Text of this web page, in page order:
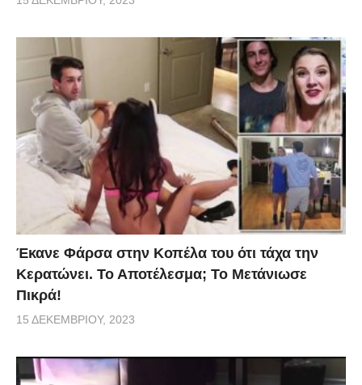
Έκανε Φάρσα στην Κοπέλα του ότι τάχα την
Κερατώνει. Το Αποτέλεσμα; Το Μετάνιωσε
Πικρά!
15 ΔΕΚΕΜΒΡΊΟΥ, 2023